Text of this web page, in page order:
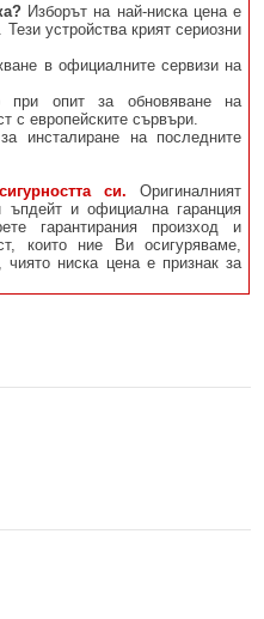
Изборът на най-ниска цена е
устройства крият сериозни
в официалните сервизи на
при опит за обновяване на
с европейските сървъри.
инсталиране на последните
си. Оригиналният
ъпдейт и официална гаранция
гарантирания произход и
които ние Ви осигуряваме,
ниска цена е признак за